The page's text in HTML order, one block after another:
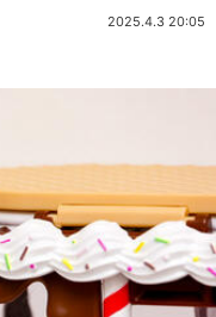
2025.4.3 20:05